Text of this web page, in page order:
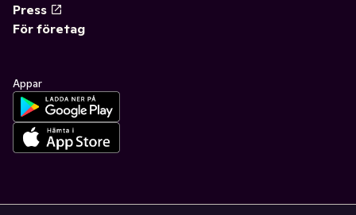
Press
För företag
Appar